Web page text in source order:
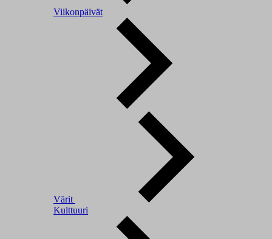
Viikonpäivät
Värit
Kulttuuri